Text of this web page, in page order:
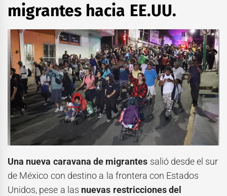
migrantes hacia EE.UU.
Una nueva caravana de migrantes salió desde el sur
de México con destino a la frontera con Estados
Unidos, pese a las nuevas restricciones del